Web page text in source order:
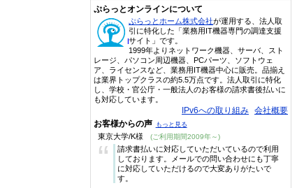
ぷらっとオンラインについて
ぷらっとホーム株式会社が運用する、法人取
引に特化した「業務用IT機器専門の調達支援
サイト」です。
1999年よりネットワーク機器、サーバ、スト
レージ、パソコン周辺機器、PCパーツ、ソフトウェ
ア、ライセンスなど、業務用IT機器中心に販売。品揃え
は業界トップクラスの約5.5万点です。法人取引に特化
し、学校・官公庁・一般法人のお客様の請求書後払いに
も対応しています。
IPv6への取り組み 会社概要
お客様からの声 もっと見る
東京大学/K様 (ご利用期間2009年～)
“
請求書払いに対応していただいているので利用
しております。メールでの問い合わせにも丁寧
に対応していただけるので大変ありがたいで
す。